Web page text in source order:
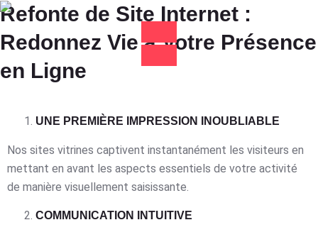
Refonte de Site Internet :
Redonnez Vie à Votre Présence
en Ligne
UNE PREMIÈRE IMPRESSION INOUBLIABLE
Nos sites vitrines captivent instantanément les visiteurs en
mettant en avant les aspects essentiels de votre activité
de manière visuellement saisissante.
COMMUNICATION INTUITIVE